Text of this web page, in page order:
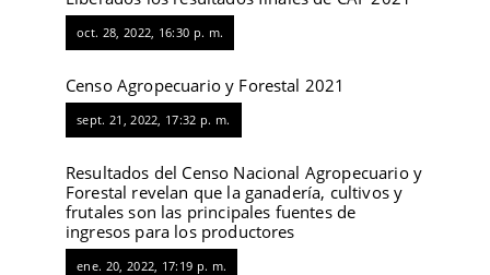
oct. 28, 2022, 16:30 p. m.
Censo Agropecuario y Forestal 2021
sept. 21, 2022, 17:32 p. m.
Resultados del Censo Nacional Agropecuario y
Forestal revelan que la ganadería, cultivos y
frutales son las principales fuentes de
ingresos para los productores
ene. 20, 2022, 17:19 p. m.